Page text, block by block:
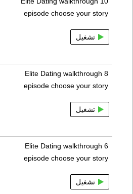
episode choose your story
تشغيل
Elite Dating walkthrough 8
episode choose your story
تشغيل
Elite Dating walkthrough 6
episode choose your story
تشغيل